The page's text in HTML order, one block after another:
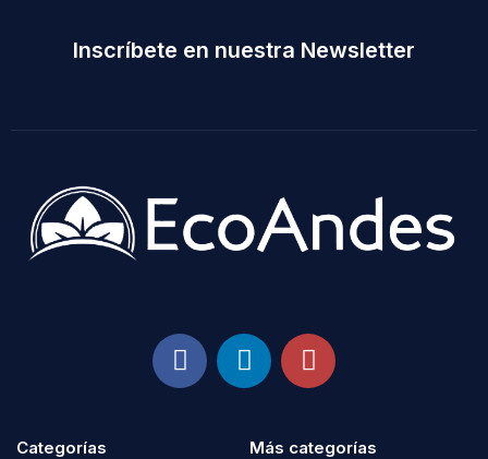
Inscríbete en nuestra Newsletter
Categorías Más categorías